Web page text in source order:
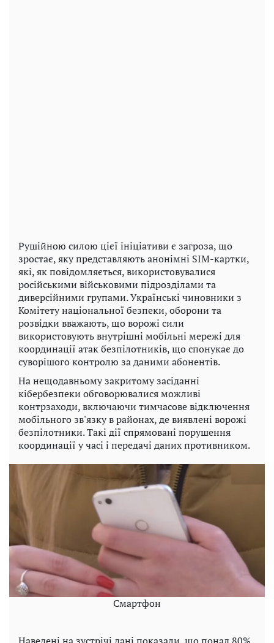
Рушійною силою цієї ініціативи є загроза, що
зростає, яку представляють анонімні SIM-картки,
які, як повідомляється, використовувалися
російськими військовими підрозділами та
диверсійними групами. Українські чиновники з
Комітету національної безпеки, оборони та
розвідки вважають, що ворожі сили
використовують внутрішні мобільні мережі для
координації атак безпілотників, що спонукає до
суворішого контролю за даними абонентів.
На нещодавньому закритому засіданні
кібербезпеки обговорювалися можливі
контрзаходи, включаючи тимчасове відключення
мобільного зв'язку в районах, де виявлені ворожі
безпілотники. Такі дії спрямовані порушення
координації у часі і передачі даних противником.
Смартфон